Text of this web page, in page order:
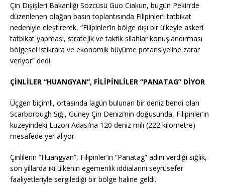
Çin Dışişleri Bakanlığı Sözcüsü Guo Ciakun, bugün Pekin’de
düzenlenen olağan basın toplantısında Filipinler’i tatbikat
nedeniyle eleştirerek, “Filipinler’in bölge dışı bir ülkeyle askeri
tatbikat yapması, stratejik ve taktik silahlar konuşlandırması
bölgesel istikrara ve ekonomik büyüme potansiyeline zarar
veriyor” dedi.
ÇİNLİLER “HUANGYAN”, FİLİPİNLİLER “PANATAG” DİYOR
Üçgen biçimli, ortasında lagün bulunan bir deniz bendi olan
Scarborough Sığı, Güney Çin Denizi’nin doğusunda, Filipinler’in
kuzeyindeki Luzon Adası’na 120 deniz mili (222 kilometre)
mesafede yer alıyor.
Çinlilerin “Huangyan”, Filipinler’in “Panatag” adını verdiği sığlık,
son yıllarda iki ülkenin egemenlik iddialarını seyrüsefer
faaliyetleriyle sergilediği bir bölge haline geldi.